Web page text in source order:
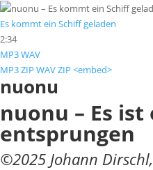
Es kommt ein Schiff geladen
2:34
MP3WAV
MP3 ZIP WAV ZIP <embed>
nuonu
nuonu – Es ist
entsprungen
©2025 Johann Dirschl,